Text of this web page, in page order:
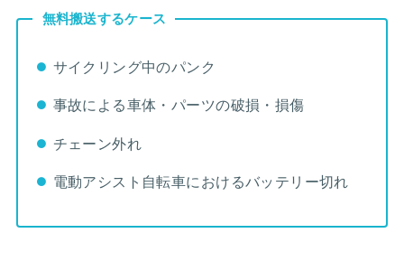
無料搬送するケース
サイクリング中のパンク
事故による車体・パーツの破損・損傷
チェーン外れ
電動アシスト自転車におけるバッテリー切れ